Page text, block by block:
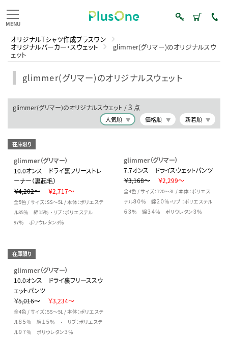
オリジナルTシャツ作成プラスワン
オリジナルパーカー・スウェット glimmer(グリマー)のオリジナルスウ
ェット
glimmer(グリマー)のオリジナルスウェット
glimmer(グリマー)のオリジナルスウェット /3 点
人気順 価格順 新着順
在庫限り
glimmer（グリマー）
10.0オンス ドライ裏フリーストレ
ーナー（裏起毛）
￥4,202～
￥2,717～
全5色 / サイズ：SS～5L / 本体：ポリエステ
ル85％ 綿15％ ・ リブ：ポリエステル
97％ ポリウレタン3％
glimmer（グリマー）
7.7オンス ドライスウェットパンツ
￥3,168～
￥2,299～
全4色 / サイズ：120～3L / 本体：ポリエス
テル８０％ 綿２０％・リブ ：ポリエステル
６３％ 綿３４％ ポリウレタン３％
在庫限り
glimmer（グリマー）
10.0オンス ドライ裏フリーススウ
ェットパンツ
￥5,016～
￥3,234～
全4色 / サイズ：SS～5L / 本体：ポリエステ
ル８５％ 綿１５％ ・ リブ：ポリエステ
ル９７％ ポリウレタン３％